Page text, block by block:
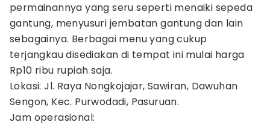
permainannya yang seru seperti menaiki sepeda
gantung, menyusuri jembatan gantung dan lain
sebagainya. Berbagai menu yang cukup
terjangkau disediakan di tempat ini mulai harga
Rp10 ribu rupiah saja.
Lokasi: Jl. Raya Nongkojajar, Sawiran, Dawuhan
Sengon, Kec. Purwodadi, Pasuruan.
Jam operasional: